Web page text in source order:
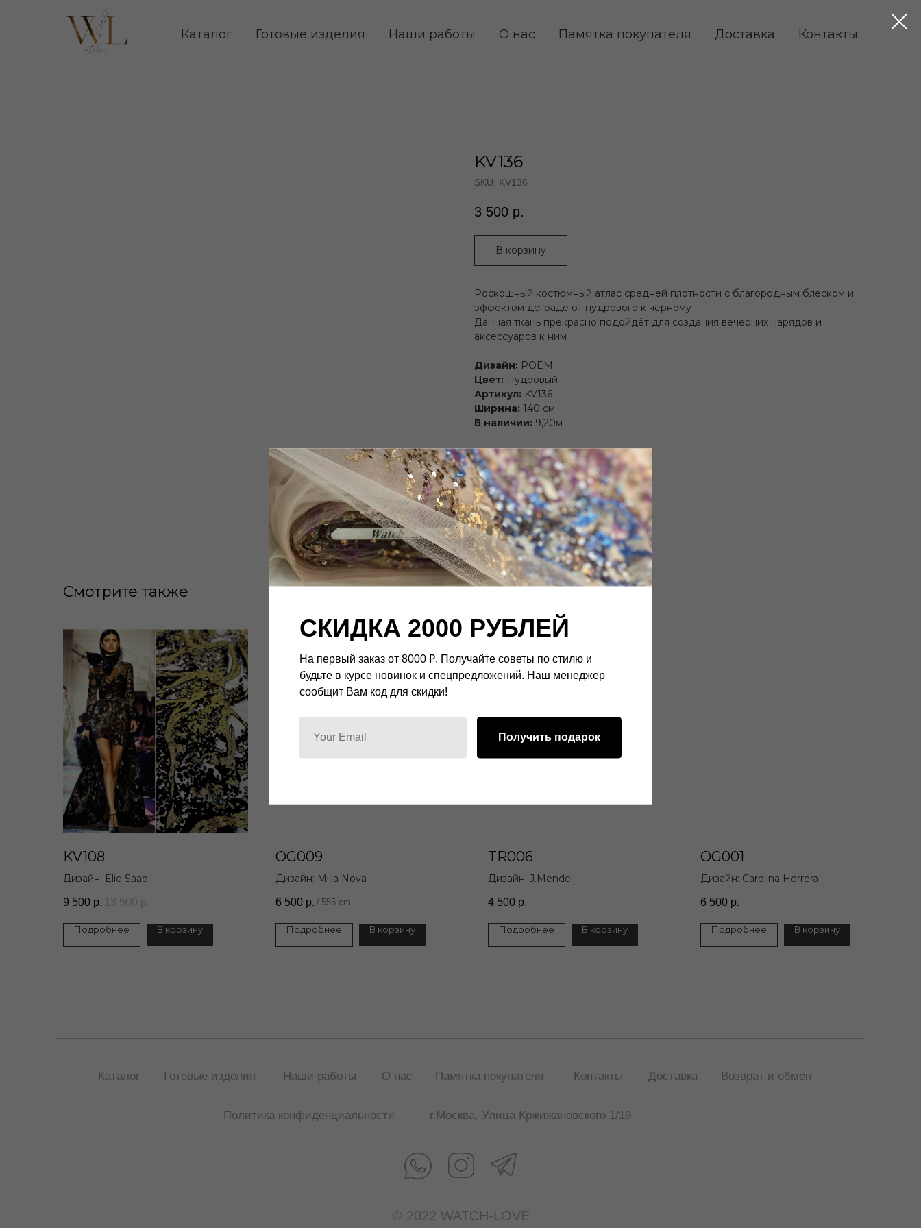
Каталог Готовые изделия Наши работы О нас Памятка покупателя Доставка Контакты
KV136
SKU: KV136
3 500 р.
В корзину
Роскошный костюмный атлас средней плотности с благородным блеском и
эффектом деграде от пудрового к чёрному
Данная ткань прекрасно подойдёт для создания вечерних нарядов и
аксессуаров к ним
Дизайн: POEM
Цвет: Пудровый
Артикул: KV136
Ширина: 140 см
В наличии: 9,20м
Смотрите также
KV108
Дизайн: Elie Saab
9 500 р. 13 500 р.
Подробнее В корзину
OG009
Дизайн: Milla Nova
6 500 р. / 555 cm
Подробнее В корзину
TR006
Дизайн: J.Mendel
4 500 р.
Подробнее В корзину
OG001
Дизайн: Carolina Herrera
6 500 р.
Подробнее В корзину
© 2022 WATCH-LOVE
Каталог Готовые изделия Наши работы О нас Памятка покупателя Доставка Возврат и обмен
Контакты
Политика конфиденциальности
Публичная оферта
г.Москва, Улица Кржижановского 1/19
СКИДКА 2000 РУБЛЕЙ
На первый заказ от 8000 ₽. Получайте советы по стилю и
будьте в курсе новинок и спецпредложений. Наш менеджер
сообщит Вам код для скидки!
Получить подарок